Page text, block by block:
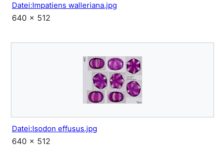
Datei:Impatiens walleriana.jpg
640 × 512
Datei:Isodon effusus.jpg
640 × 512